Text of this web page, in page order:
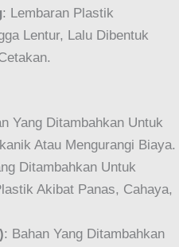
: Lembaran Plastik
Lentur, Lalu Dibentuk
Yang Ditambahkan Untuk
Atau Mengurangi Biaya.
Ditambahkan Untuk
Akibat Panas, Cahaya,
: Bahan Yang Ditambahkan